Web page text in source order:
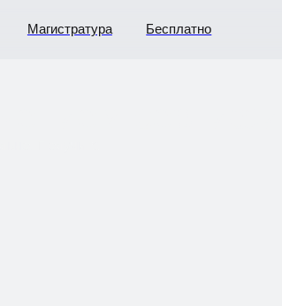
Бесплатно
Магистратура